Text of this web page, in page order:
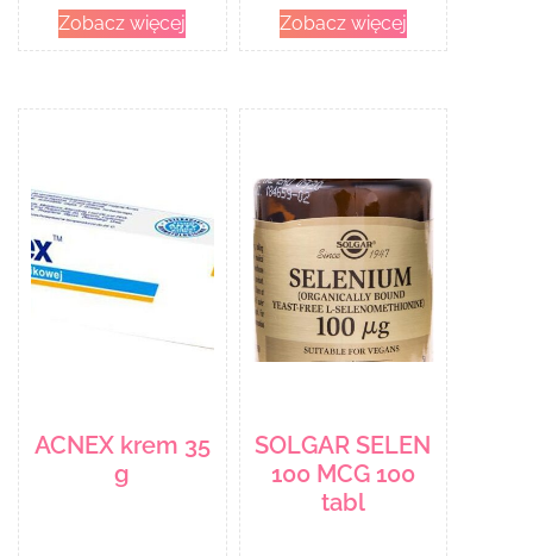
Zobacz więcej Zobacz więcej
ACNEX krem 35
g
SOLGAR SELEN
100 MCG 100
tabl